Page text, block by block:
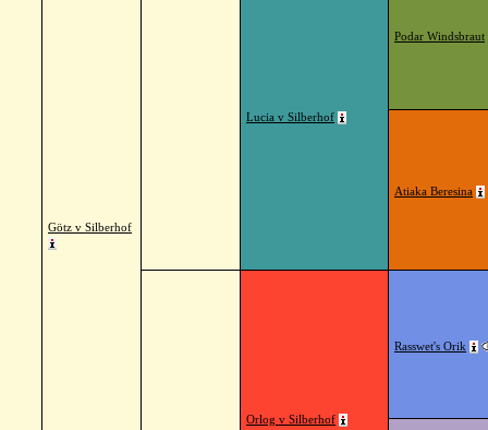
Götz v Silberhof
Lucia v Silberhof
Podar Windsbraut
Atiaka Beresina
Orlog v Silberhof
Rasswet's Orik